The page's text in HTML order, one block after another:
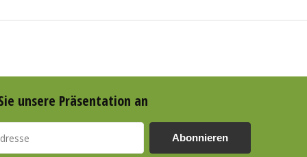
unsere Präsentation an
Abonnieren